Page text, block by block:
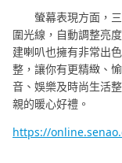
螢幕表現方面，三
圍光線，自動調整亮
建喇叭也擁有非常出
整，讓你有更精緻、
音、娛樂及時尚生活
親的暖心好禮。
https://